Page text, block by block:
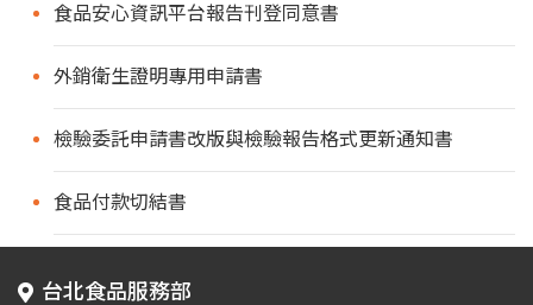
食品安心資訊平台報告刊登同意書
外銷衛生證明專用申請書
檢驗委託申請書改版與檢驗報告格式更新通知書
食品付款切結書
台北食品服務部